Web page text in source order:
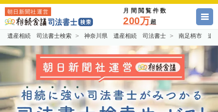
朝日新聞社運営 月間閲覧件数
200万超
遺産相続 司法書士検索 神奈川県 遺産相続 司法書士 南足柄市 遺